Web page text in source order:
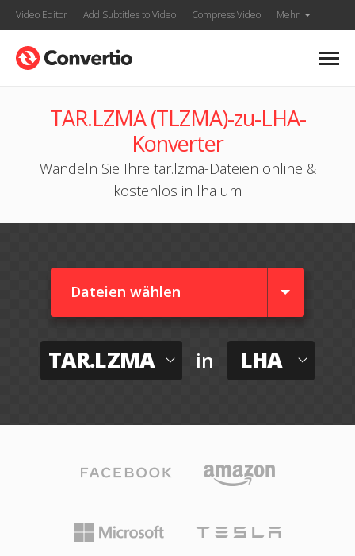
Video Editor Add Subtitles to Video Compress Video Mehr
TAR.LZMA (TLZMA)-zu-LHA-
Konverter
Wandeln Sie Ihre tar.lzma-Dateien online &
kostenlos in lha um
Dateien wählen
TAR.LZMA in LHA